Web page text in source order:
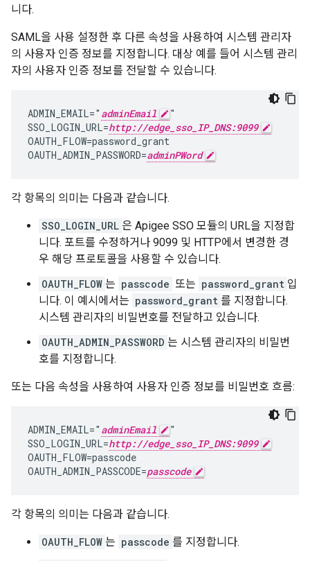
니다.
SAML을 사용 설정한 후 다른 속성을 사용하여 시스템 관리자
의 사용자 인증 정보를 지정합니다. 대상 예를 들어 시스템 관리
자의 사용자 인증 정보를 전달할 수 있습니다.
ADMIN_EMAIL=" adminEmail
"
SSO_LOGIN_URL=http://edge_sso_IP_DNS:9099
OAUTH_FLOW=password_grant
OAUTH_ADMIN_PASSWORD=adminPWord
각 항목의 의미는 다음과 같습니다.
SSO_LOGIN_URL 은 Apigee SSO 모듈의 URL을 지정합
니다. 포트를 수정하거나 9099 및 HTTP에서 변경한 경
우 해당 프로토콜을 사용할 수 있습니다.
OAUTH_FLOW 는 passcode 또는 password_grant 입
니다. 이 예시에서는 password_grant 를 지정합니다.
시스템 관리자의 비밀번호를 전달하고 있습니다.
OAUTH_ADMIN_PASSWORD 는 시스템 관리자의 비밀번
호를 지정합니다.
또는 다음 속성을 사용하여 사용자 인증 정보를 비밀번호 흐름:
ADMIN_EMAIL=" adminEmail
"
SSO_LOGIN_URL=http://edge_sso_IP_DNS:9099
OAUTH_FLOW=passcode
OAUTH_ADMIN_PASSCODE=passcode
각 항목의 의미는 다음과 같습니다.
OAUTH_FLOW 는 passcode 를 지정합니다.